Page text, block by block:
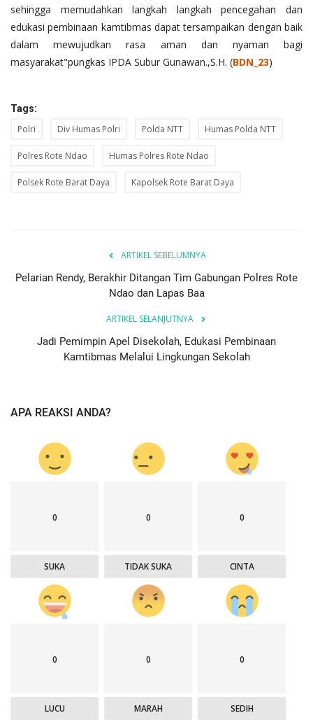
sehingga memudahkan langkah langkah pencegahan dan
edukasi pembinaan kamtibmas dapat tersampaikan dengan baik
dalam mewujudkan rasa aman dan nyaman bagi
masyarakat"pungkas IPDA Subur Gunawan.,S.H. (BDN_23)
Tags:
Polri Div Humas Polri Polda NTT Humas Polda NTT
Polres Rote Ndao Humas Polres Rote Ndao
Polsek Rote Barat Daya Kapolsek Rote Barat Daya
ARTIKEL SEBELUMNYA
Pelarian Rendy, Berakhir Ditangan Tim Gabungan Polres Rote
Ndao dan Lapas Baa
ARTIKEL SELANJUTNYA
Jadi Pemimpin Apel Disekolah, Edukasi Pembinaan
Kamtibmas Melalui Lingkungan Sekolah
APA REAKSI ANDA?
0
SUKA
0
TIDAK SUKA
0
CINTA
0
LUCU
0
MARAH
0
SEDIH